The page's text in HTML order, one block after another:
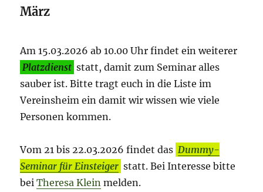
März
Am 15.03.2026 ab 10.00 Uhr findet ein weiterer
Platzdienst statt, damit zum Seminar alles
sauber ist. Bitte tragt euch in die Liste im
Vereinsheim ein damit wir wissen wie viele
Personen kommen.
Vom 21 bis 22.03.2026 findet das Dummy-
Seminar für Einsteiger statt. Bei Interesse bitte
beiTheresa Klein melden.